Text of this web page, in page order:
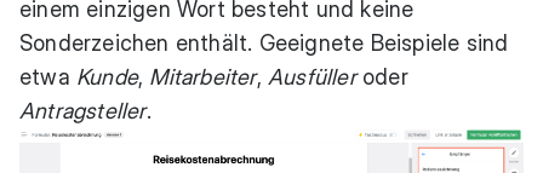
einem einzigen Wort besteht und keine
Sonderzeichen enthält. Geeignete Beispiele sind
etwa Kunde, Mitarbeiter,Ausfülleroder
Antragsteller.